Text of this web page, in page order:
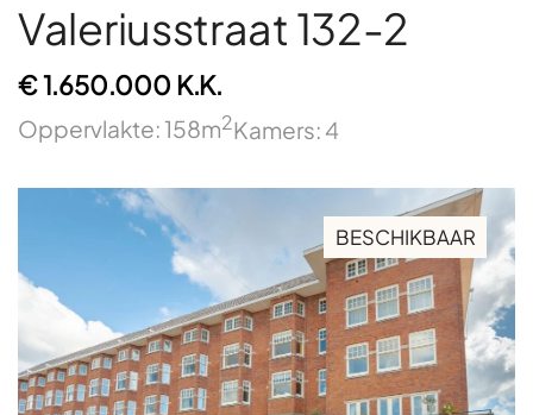
Valeriusstraat 132-2
€ 1.650.000 K.K.
Oppervlakte: 158m2Kamers: 4
BESCHIKBAAR